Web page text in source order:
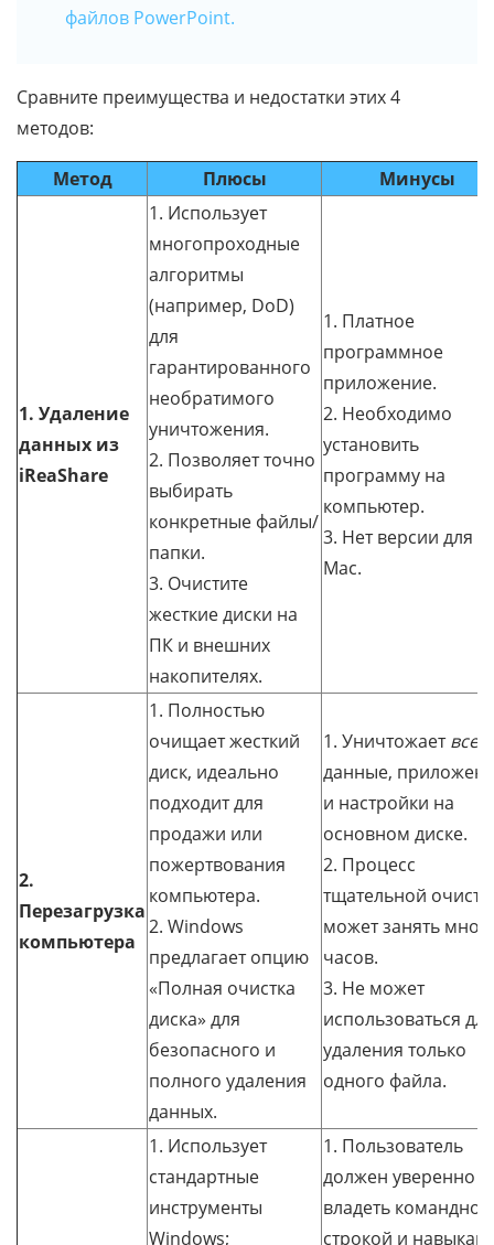
файлов PowerPoint.
Сравните преимущества и недостатки этих 4
методов:
Метод Плюсы Минусы
1. Удаление
данных из
iReaShare
1. Использует
многопроходные
алгоритмы
(например, DoD)
для
гарантированного
необратимого
уничтожения.
2. Позволяет точно
выбирать
конкретные файлы/
папки.
3. Очистите
жесткие диски на
ПК и внешних
накопителях.
1. Платное
программное
приложение.
2. Необходимо
установить
программу на
компьютер.
3. Нет версии для
Mac.
2.
Перезагрузка
компьютера
1. Полностью
очищает жесткий
диск, идеально
подходит для
продажи или
пожертвования
компьютера.
2. Windows
предлагает опцию
«Полная очистка
диска» для
безопасного и
полного удаления
данных.
1. Уничтожаетвсе
данные,
и настройки на
основном диске.
2. Процесс
тщательной
может занять
часов.
3. Не может
использоваться для
удаления только
одного файла.
1. Использует
стандартные
инструменты
Windows;
1. Пользователь
должен уверенно
владеть командной
строкой и